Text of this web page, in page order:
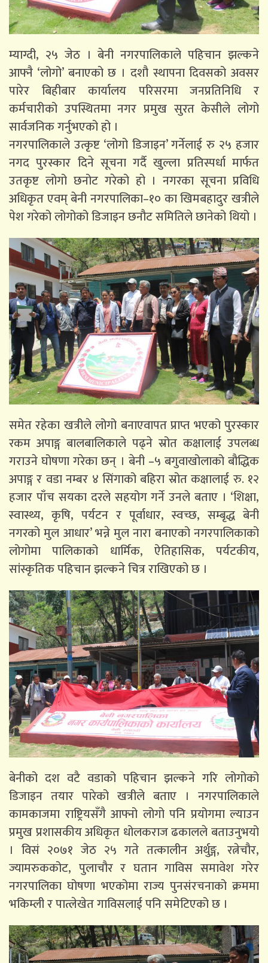
म्याग्दी, २५ जेठ । बेनी नगरपालिकाले पहिचान झल्कने
आफ्नै ‘लोगो’ बनाएको छ । दशौ स्थापना दिवसको अवसर
पारेर बिहीबार कार्यालय परिसरमा जनप्रतिनिधि र
कर्मचारीको उपस्थितमा नगर प्रमुख सुरत केसीले लोगो
सार्वजनिक गर्नुभएको हो ।
नगरपालिकाले उत्कृष्ट ‘लोगो डिजाइन’ गर्नेलाई रु २५ हजार
नगद पुरस्कार दिने सूचना गर्दै खुल्ला प्रतिस्पर्धा मार्फत
उतकृष्ट लोगो छनोट गरेको हो । नगरका सूचना प्रविधि
अधिकृत एवम् बेनी नगरपालिका–१० का खिमबहादुर खत्रीले
पेश गरेको लोगोको डिजाइन छनौट समितिले छानेको थियो ।
समेत रहेका खत्रीले लोगो बनाएवापत प्राप्त भएको पुरस्कार
रकम अपाङ्ग बालबालिकाले पढ्ने स्रोत कक्षालाई उपलब्ध
गराउने घोषणा गरेका छन् । बेनी –५ बगुवाखोलाको बौद्धिक
अपाङ्ग र वडा नम्बर ४ सिंगाको बहिरा स्रोत कक्षालाई रु. १२
हजार पाँच सयका दरले सहयोग गर्ने उनले बताए । ‘शिक्षा,
स्वास्थ्य, कृषि, पर्यटन र पूर्वाधार, स्वच्छ, सम्बृद्ध बेनी
नगरको मुल आधार’ भन्ने मुल नारा बनाएको नगरपालिकाको
लोगोमा पालिकाको धार्मिक, ऐतिहासिक, पर्यटकीय,
सांस्कृतिक पहिचान झल्कने चित्र राखिएको छ ।
बेनीको दश वटै वडाको पहिचान झल्कने गरि लोगोको
डिजाइन तयार पारेको खत्रीले बताए । नगरपालिकाले
कामकाजमा राष्ट्रियसँगै आफ्नो लोगो पनि प्रयोगमा ल्याउन
प्रमुख प्रशासकीय अधिकृत धोलकराज ढकालले बताउनुभयो
। विसं २०७१ जेठ २५ गते तत्कालीन अर्थुङ्ग, रत्नेचौर,
ज्यामरुककोट, पुलाचौर र घतान गाविस समावेश गरेर
नगरपालिका घोषणा भएकोमा राज्य पुनसंरचनाको क्रममा
भकिम्ली र पात्लेखेत गाविसलाई पनि समेटिएको छ ।